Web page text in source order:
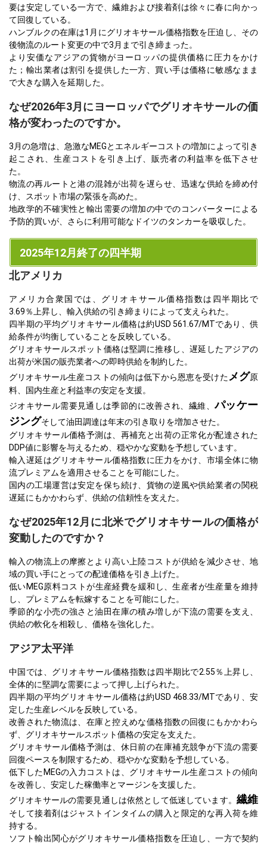
要は安定している一方で、繊維および接着剤は徐々に春に向かっ
て回復している。
ハンブルクの在庫は1月にグリオキサール価格指数を圧迫し、その
後物流のルート変更の中で3月まで引き締まった。
より安価なアジアの貨物がヨーロッパの提供価格に圧力をかけ
た；輸出業者は割引を提供した一方、買い手は価格に敏感なまま
で大きな購入を延期した。
なぜ2026年3月にヨーロッパでグリオキサールの価
格が変わったのですか。
3月の急増は、急激なMEGとエネルギーコストの増加によって引き
起こされ、生産コストを引き上げ、販売者の利益率を低下させ
た。
物流の再ルートと港の混雑が出荷を遅らせ、迅速な供給を締め付
け、スポット市場の緊張を高めた。
地政学的不確実性と輸出需要の増加の中でのコンバーターによる
予防的買いが、さらに利用可能なドイツのタンカーを吸収した。
2025年12月終了の四半期
北アメリカ
アメリカ合衆国では、グリオキサール価格指数は四半期比で
3.69％上昇し、輸入供給の引き締まりによって支えられた。
四半期の平均グリオキサール価格は約USD 561.67/MTであり、供
給条件が均衡していることを反映している。
グリオキサールスポット価格は堅調に推移し、遅延したアジアの
出荷が米国の販売業者への即時供給を制約した。
グリオキサール生産コストの傾向は低下から恩恵を受けた メグ原
料、国内生産と利益率の安定を支援。
ジオキサール需要見通しは季節的に改善され、繊維、パッケー
ジングそして油田調達は年末の引き取りを増加させた。
グリオキサール価格予測は、再補充と出荷の正常化が配達された
DDP値に影響を与えるため、穏やかな変動を予想しています。
輸入遅延はグリオキサール価格指数に圧力をかけ、市場全体に物
流プレミアムを適用させることを可能にした。
国内の工場運営は安定を保ち続け、貨物の逆風や供給業者の関税
遅延にもかかわらず、供給の信頼性を支えた。
なぜ2025年12月に北米でグリオキサールの価格が
変動したのですか？
輸入の物流上の摩擦とより高い上陸コストが供給を減少させ、地
域の買い手にとっての配達価格を引き上げた。
低いMEG原料コストが生産経費を緩和し、生産者が生産量を維持
し、プレミアムを転嫁することを可能にした。
季節的な小売の強さと油田在庫の積み増しが下流の需要を支え、
供給の軟化を相殺し、価格を強化した。
アジア太平洋
中国では、グリオキサール価格指数は四半期比で2.55％上昇し、
全体的に堅調な需要によって押し上げられた。
四半期の平均グリオキサール価格は約USD 468.33/MTであり、安
定した生産レベルを反映している。
改善された物流は、在庫と控えめな価格指数の回復にもかかわら
ず、グリオキサールスポット価格の安定を支えた。
グリオキサール価格予測は、休日前の在庫補充競争が下流の需要
回復ペースを制限するため、穏やかな変動を予想している。
低下したMEGの入力コストは、グリオキサール生産コストの傾向
を改善し、安定した稼働率とマージンを支援した。
グリオキサールの需要見通しは依然として低迷しています。 繊維
そして接着剤はジャストインタイムの購入と限定的な再入荷を維
持する。
ソフト輸出関心がグリオキサール価格指数を圧迫し、一方で契約